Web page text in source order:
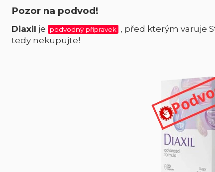
Pozor na podvod!
Diaxil je podvodný přípravek , před kterým varuje
tedy nekupujte!